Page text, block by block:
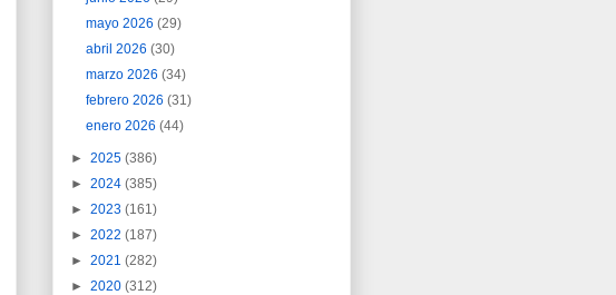
mayo 2026(29)
abril 2026(30)
marzo 2026(34)
febrero 2026(31)
enero 2026(44)
► 2025 (386)
► 2024 (385)
► 2023 (161)
► 2022 (187)
► 2021 (282)
► 2020 (312)